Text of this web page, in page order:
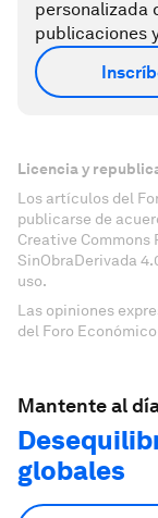
personalizada
publicaciones
Licencia y
Los artículos del
publicarse de
Creative
SinObraDerivada
uso.
Las opiniones
del Foro
Mantente al
globales